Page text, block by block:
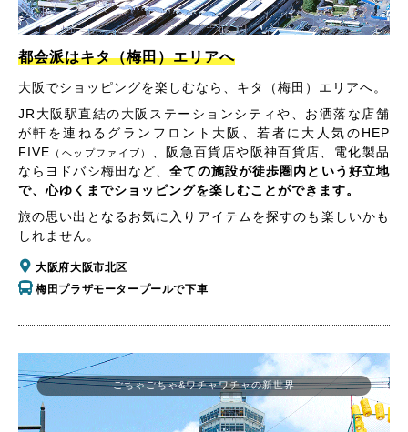
都会派はキタ（梅田）エリアへ
大阪でショッピングを楽しむなら、キタ（梅田）エリアへ。
JR大阪駅直結の大阪ステーションシティや、お洒落な店舗
が軒を連ねるグランフロント大阪、若者に大人気のHEP
FIVE （ヘップファイブ）
、阪急百貨店や阪神百貨店、電化製品
ならヨドバシ梅田など、全ての施設が徒歩圏内という好立地
で、心ゆくまでショッピングを楽しむことができます。
旅の思い出となるお気に入りアイテムを探すのも楽しいかも
しれません。
大阪府大阪市北区
梅田プラザモータープールで下車
ごちゃごちゃ&ワチャワチャの新世界